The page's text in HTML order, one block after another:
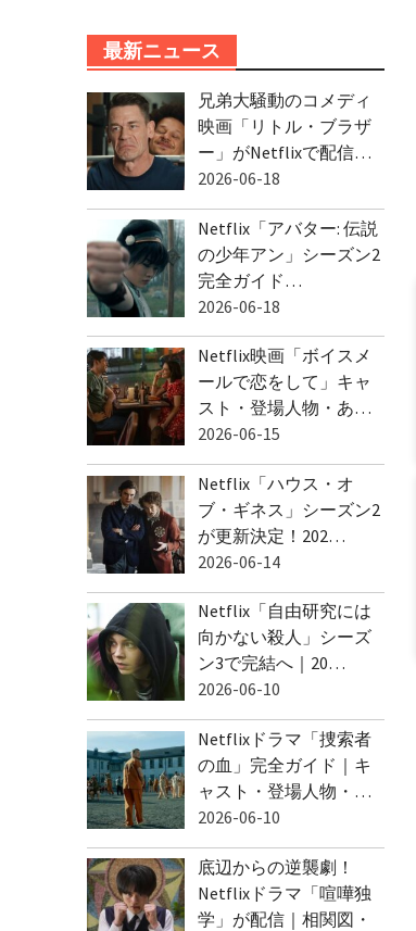
最新ニュース
兄弟大騒動のコメディ
映画「リトル・ブラザ
ー」がNetflixで配信…
2026-06-18
Netflix「アバター: 伝説
の少年アン」シーズン2
完全ガイド…
2026-06-18
Netflix映画「ボイスメ
ールで恋をして」キャ
スト・登場人物・あ…
2026-06-15
Netflix「ハウス・オ
ブ・ギネス」シーズン2
が更新決定！202…
2026-06-14
Netflix「自由研究には
向かない殺人」シーズ
ン3で完結へ｜20…
2026-06-10
Netflixドラマ「捜索者
の血」完全ガイド｜キ
ャスト・登場人物・…
2026-06-10
底辺からの逆襲劇！
Netflixドラマ「喧嘩独
学」が配信｜相関図・